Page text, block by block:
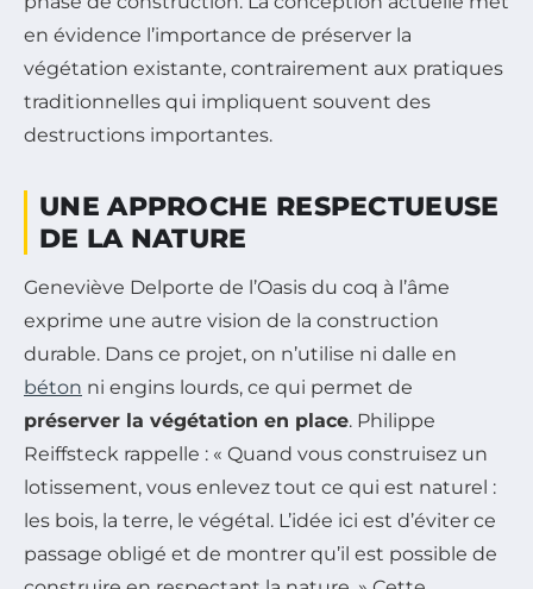
en évidence l’importance de préserver la
végétation existante, contrairement aux pratiques
traditionnelles qui impliquent souvent des
destructions importantes.
UNE APPROCHE RESPECTUEUSE
DE LA NATURE
Geneviève Delporte de l’Oasis du coq à l’âme
exprime une autre vision de la construction
durable. Dans ce projet, on n’utilise ni dalle en
béton ni engins lourds, ce qui permet de
préserver la végétation en place. Philippe
Reiffsteck rappelle : « Quand vous construisez un
lotissement, vous enlevez tout ce qui est naturel :
les bois, la terre, le végétal. L’idée ici est d’éviter ce
passage obligé et de montrer qu’il est possible de